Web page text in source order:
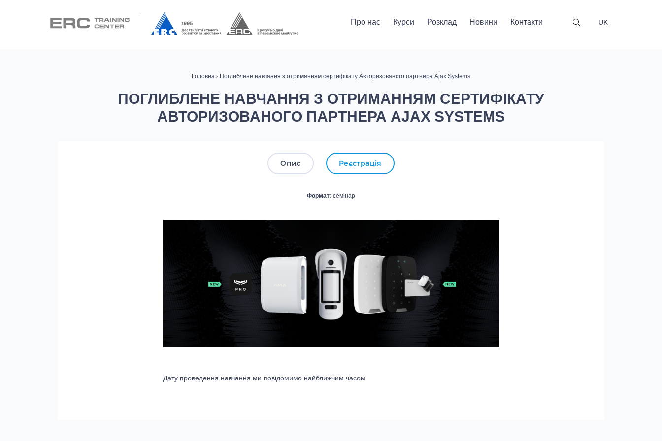
Про нас Курси Розклад Новини Контакти UK
Головна › Поглиблене навчання з отриманням сертифікату Авторизованого партнера Ajax Systems
ПОГЛИБЛЕНЕ НАВЧАННЯ З ОТРИМАННЯМ СЕРТИФІКАТУ
АВТОРИЗОВАНОГО ПАРТНЕРА AJAX SYSTEMS
Опис Реєстрація
Формат: семінар
Дату проведення навчання ми повідомимо найближчим часом